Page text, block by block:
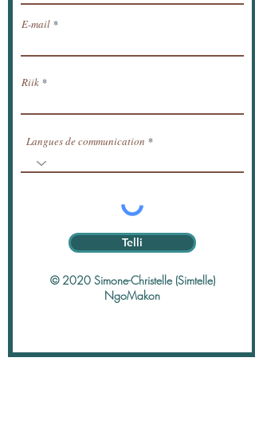
E-mail
Riik
Langues de communication
Telli
© 2020 Simone-Christelle (Simtelle)
NgoMakon